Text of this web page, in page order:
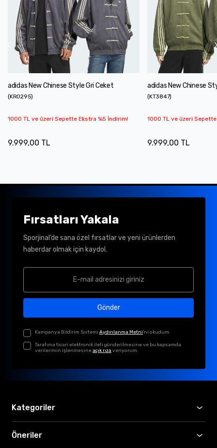
adidas New Chinese Style Gri Ceket
(KR0295)
1000 TL ve üzeri Sepette Ekstra %5 İndirim!
9.999,00 TL
adidas New Chinese
(KT3847)
1000 TL ve üzeri
9.999,00 TL
Fırsatları Yakala
Sporjinal’de sana özel fırsatlar ve yeni ürünlerden
haberdar olmak için kaydol.
Gönder
Kampanya Bildirim Sistemi Aydınlanma Metni'ni okudum.
Tarafıma ticari elektronik ileti gönderilmesine ve bu kapsamda
verilerimin işlenmesineaçık rıza veriyorum.
Kategoriler
Öneriler